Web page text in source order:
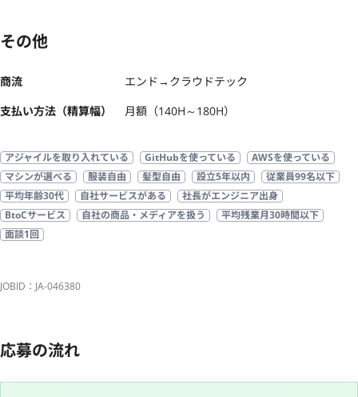
その他
商流
エンド→クラウドテック
支払い方法（精算幅）
月額（140H～180H）
アジャイルを取り入れている GitHubを使っている
AWSを使っている
マシンが選べる
服装自由 髪型自由 設立5年以内
従業員99名以下
平均年齢30代
自社サービスがある
社長がエンジニア出身
BtoCサービス
自社の商品・メディアを扱う
平均残業月30時間以下
面談1回
JOBID：JA-046380
応募の流れ